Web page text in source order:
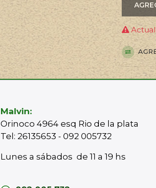
Malvin:
Orinoco 4964 esq Rio de la plata
Tel: 26135653 - 092 005732
Lunes a sábados de 11 a 19 hs